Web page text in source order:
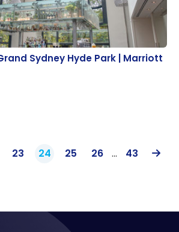
Sydney Hyde Park | Marriott
Sydney Hyde Park | Marriott
23 24 25 26 ... 43